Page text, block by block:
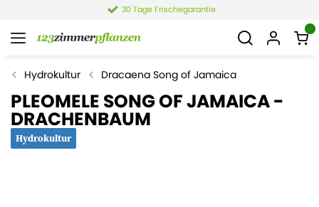
4,4 von 6.021 Bewertungen
Hydrokultur Dracaena Song of Jamaica
PLEOMELE SONG OF JAMAICA -
DRACHENBAUM
Hydrokultur